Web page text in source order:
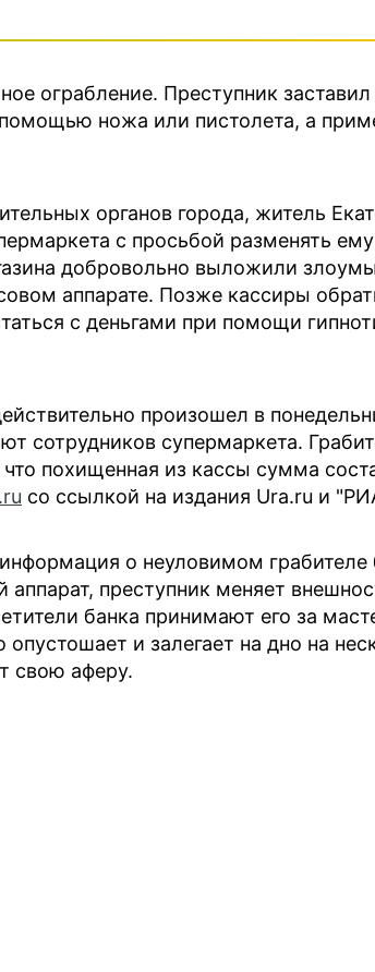
ограбление. Преступник
ножа или пистолета, а
органов города, житель
с просьбой разменять
добровольно выложили
аппарате. Позже кассиры
с деньгами при помощи
произошел в
сотрудников супермаркета.
похищенная из кассы сумма
со ссылкой на издания Ura.ru и
о неуловимом грабителе
преступник меняет
банка принимают его за
и залегает на дно на
свою аферу.